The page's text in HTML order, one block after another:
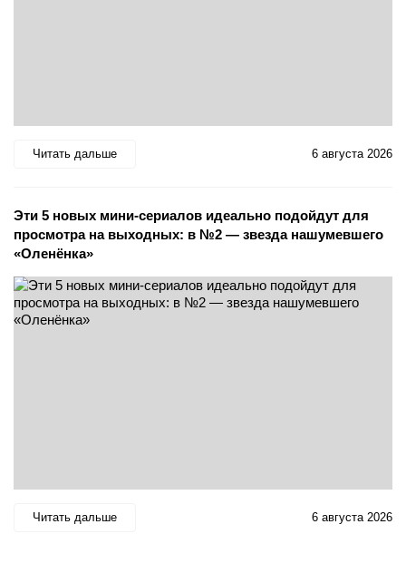
Читать дальше 6 августа 2026
Эти 5 новых мини-сериалов идеально подойдут для
просмотра на выходных: в №2 — звезда нашумевшего
«Оленёнка»
Читать дальше 6 августа 2026